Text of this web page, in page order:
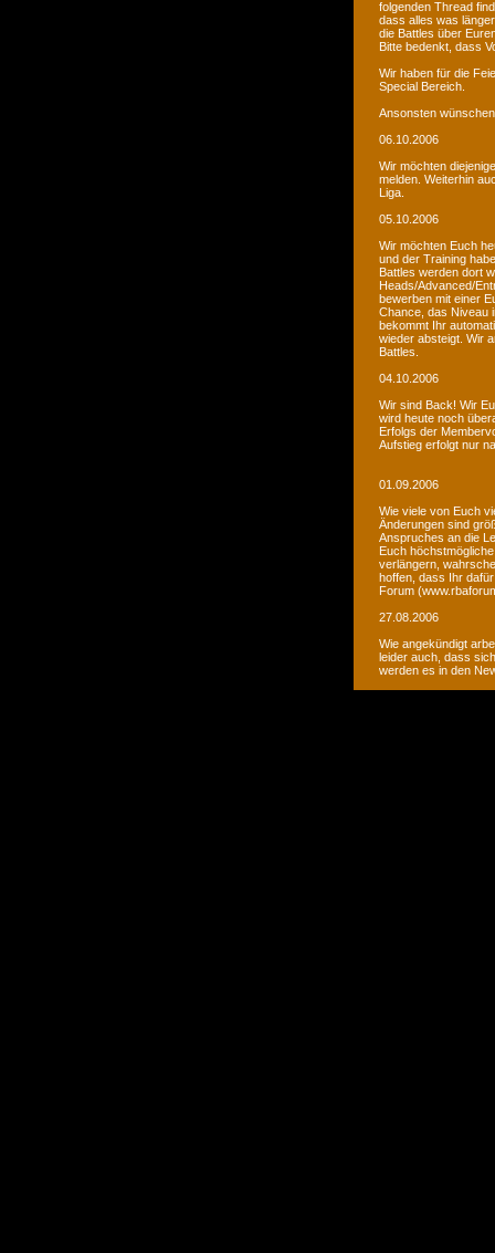
folgenden Thread
dass alles was
die Battles über
Bitte bedenkt, dass
Wir haben für die
Special Bereich.
Ansonsten
06.10.2006
Wir möchten
melden. Weiterhin
Liga.
05.10.2006
Wir möchten Euch
und der Training
Battles werden dort
Heads/Advanced/
bewerben mit einer
Chance, das Niveau
bekommt Ihr
wieder absteigt. Wir
Battles.
04.10.2006
Wir sind Back! Wir
wird heute noch
Erfolgs der
Aufstieg erfolgt nur
01.09.2006
Wie viele von Euch
Änderungen sind
Anspruches an die
Euch
verlängern,
hoffen, dass Ihr
Forum
27.08.2006
Wie angekündigt
leider auch, dass
werden es in den